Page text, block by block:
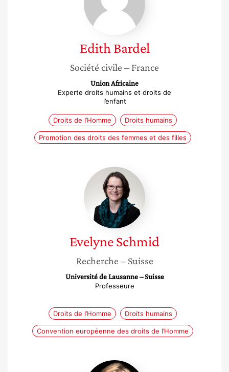
Edith Bardel
Société civile – France
Union Africaine
Experte droits humains et droits de
l’enfant
Droits de l’Homme Droits humains
Promotion des droits des femmes et des filles
Evelyne
Schmid
EvelyneSchmid
Recherche – Suisse
Université de Lausanne – Suisse
Professeure
Droits de l’Homme Droits humains
Convention européenne des droits de l’Homme
Pascale